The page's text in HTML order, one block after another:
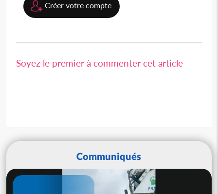
Créer votre compte
Soyez le premier à commenter cet article
Communiqués